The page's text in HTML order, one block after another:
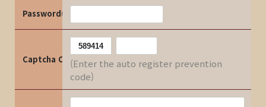
Password(*)
Captcha Code(Enter the auto register prevention
code)